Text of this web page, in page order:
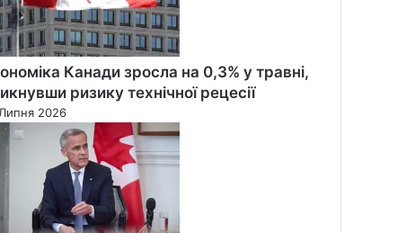
Канади зросла на 0,3% у травні,
ризику технічної рецесії
2026